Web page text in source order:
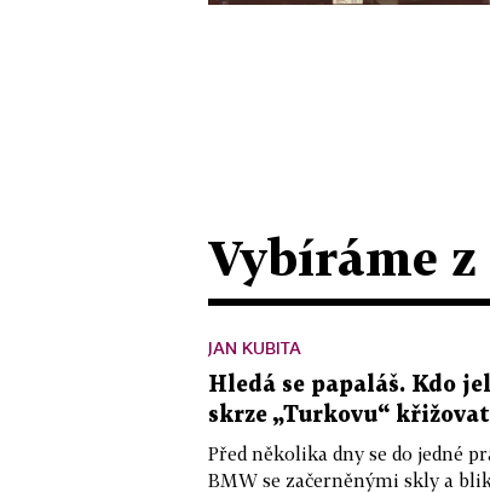
Vybíráme z
JAN KUBITA
Hledá se papaláš. Kdo
skrze „Turkovu“
Před několika dny se do jedné
BMW se začerněnými skly a